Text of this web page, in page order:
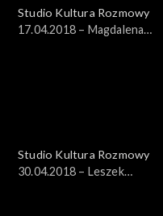
Studio Kultura Rozmowy
17.04.2018 – Magdalena
Studio Kultura Rozmowy
30.04.2018 – Leszek